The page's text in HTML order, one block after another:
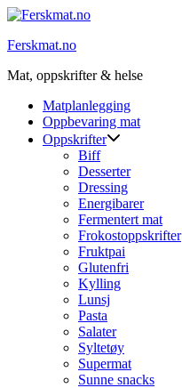
Skip
content
Ferskmat.no
Mat, oppskrifter & helse
Matplanlegging
Oppbevaring mat
Oppskrifter
Biff
Desserter
Dressing
Energibarer
Fermentert mat
Frokostoppskrifter
Fruktpai
Glutenfri
Kylling
Lunsj
Pasta
Salater
Syltetøy
Supermat
Sunne snacks